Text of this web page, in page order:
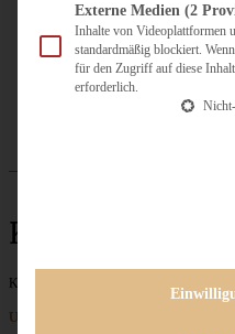
Käsetorte
Keine Beiträge gefunden
Unternehmen
Externe Medien (2
Inhalte von Videoplattformen
standardmäßig blockiert.
für den Zugriff auf diese
erforderlich.